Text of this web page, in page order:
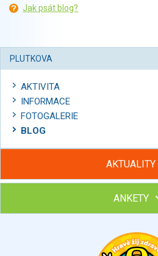
Jak psát blog?
PLUTKOVA
AKTIVITA
INFORMACE
FOTOGALERIE
BLOG
AKTUALITY
Hubněte s podporou lektorky a
Chcete poradit s hubnutím?
ANKETY